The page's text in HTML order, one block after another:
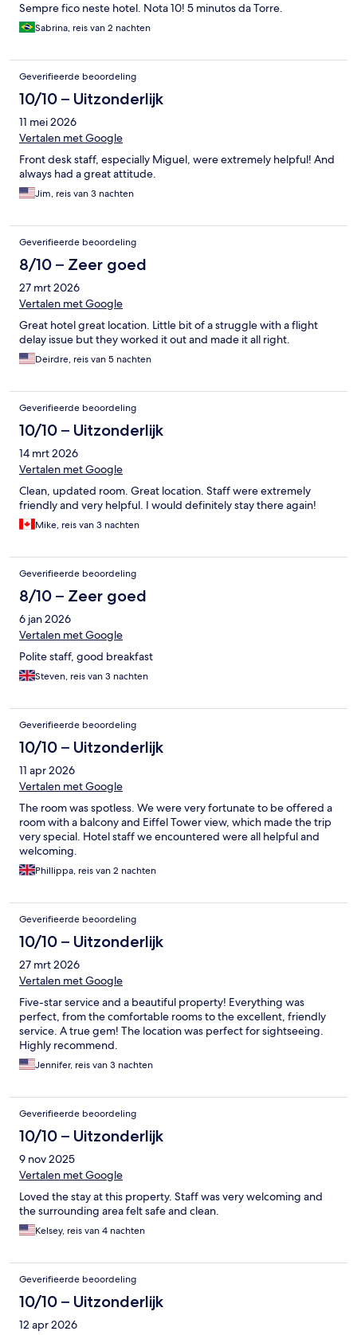
Sempre fico neste hotel. Nota 10! 5 minutos da Torre.
Sabrina, reis van 2 nachten
Geverifieerde beoordeling
10/10 – Uitzonderlijk
11 mei 2026
Vertalen met Google
Front desk staff, especially Miguel, were extremely helpful! And
always had a great attitude.
Jim, reis van 3 nachten
Geverifieerde beoordeling
8/10 – Zeer goed
27 mrt 2026
Vertalen met Google
Great hotel great location. Little bit of a struggle with a flight
delay issue but they worked it out and made it all right.
Deirdre, reis van 5 nachten
Geverifieerde beoordeling
10/10 – Uitzonderlijk
14 mrt 2026
Vertalen met Google
Clean, updated room. Great location. Staff were extremely
friendly and very helpful. I would definitely stay there again!
Mike, reis van 3 nachten
Geverifieerde beoordeling
8/10 – Zeer goed
6 jan 2026
Vertalen met Google
Polite staff, good breakfast
Steven, reis van 3 nachten
Geverifieerde beoordeling
10/10 – Uitzonderlijk
11 apr 2026
Vertalen met Google
The room was spotless. We were very fortunate to be offered a
room with a balcony and Eiffel Tower view, which made the trip
very special. Hotel staff we encountered were all helpful and
welcoming.
Phillippa, reis van 2 nachten
Geverifieerde beoordeling
10/10 – Uitzonderlijk
27 mrt 2026
Vertalen met Google
Five-star service and a beautiful property! Everything was
perfect, from the comfortable rooms to the excellent, friendly
service. A true gem! The location was perfect for sightseeing.
Highly recommend.
Jennifer, reis van 3 nachten
Geverifieerde beoordeling
10/10 – Uitzonderlijk
9 nov 2025
Vertalen met Google
Loved the stay at this property. Staff was very welcoming and
the surrounding area felt safe and clean.
Kelsey, reis van 4 nachten
Geverifieerde beoordeling
10/10 – Uitzonderlijk
12 apr 2026